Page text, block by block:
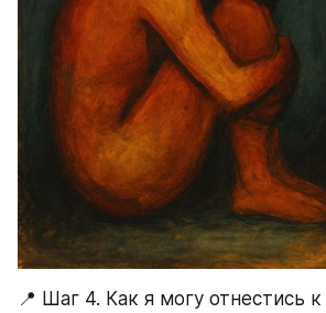
📍 Шаг 4. Как я могу отнестись